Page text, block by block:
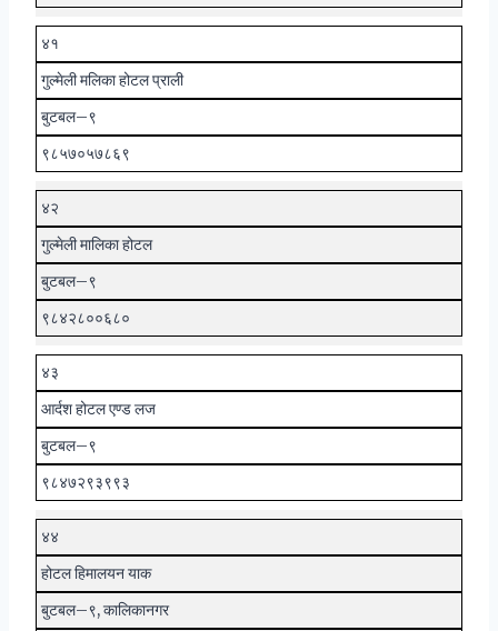
४१
गुल्मेली मलिका होटल प्राली
बुटबल–९
९८५७०५७८६९
४२
गुल्मेली मालिका होटल
बुटबल–९
९८४२८००६८०
४३
आर्दश होटल एण्ड लज
बुटबल–९
९८४७२९३९९३
४४
होटल हिमालयन याक
बुटबल–९, कालिकानगर